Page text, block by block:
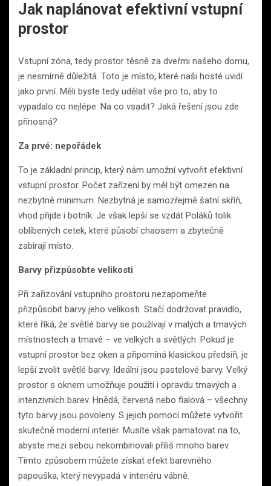
Jak naplánovat efektivní vstupní
prostor
Vstupní zóna, tedy prostor těsně za dveřmi našeho domu,
je nesmírně důležitá. Toto je místo, které naši hosté uvidí
jako první. Měli byste tedy udělat vše pro to, aby to
vypadalo co nejlépe. Na co vsadit? Jaká řešení jsou zde
přínosná?
Za prvé: nepořádek
To je základní princip, který nám umožní vytvořit efektivní
vstupní prostor. Počet zařízení by měl být omezen na
nezbytné minimum. Nezbytná je samozřejmě šatní skříň,
vhod přijde i botník. Je však lepší se vzdát Poláků tolik
oblíbených cetek, které působí chaosem a zbytečně
zabírají místo.
Barvy přizpůsobte velikosti
Při zařizování vstupního prostoru nezapomeňte
přizpůsobit barvy jeho velikosti. Stačí dodržovat pravidlo,
které říká, že světlé barvy se používají v malých a tmavých
místnostech a tmavé – ve velkých a světlých. Pokud je
vstupní prostor bez oken a připomíná klasickou předsíň, je
lepší zvolit světlé barvy. Ideální jsou pastelové barvy. Velký
prostor s oknem umožňuje použití i opravdu tmavých a
intenzivních barev. Hnědá, červená nebo fialová – všechny
tyto barvy jsou povoleny. S jejich pomocí můžete vytvořit
skutečně moderní interiér. Musíte však pamatovat na to,
abyste mezi sebou nekombinovali příliš mnoho barev.
Tímto způsobem můžete získat efekt barevného
papouška, který nevypadá v interiéru vábně.